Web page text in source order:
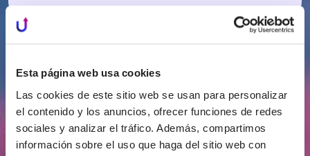
Esta página web usa cookies
Las cookies de este sitio web se usan para personalizar
el contenido y los anuncios, ofrecer funciones de redes
sociales y analizar el tráfico. Además, compartimos
información sobre el uso que haga del sitio web con
relacionadas